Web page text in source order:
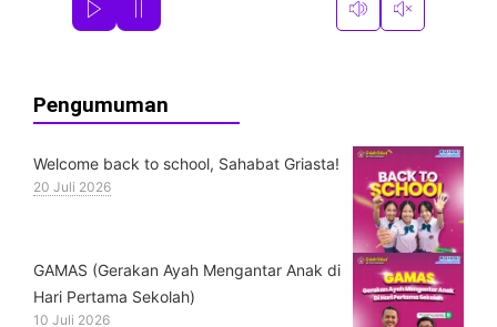
Pengumuman
Welcome back to school, Sahabat Griasta!
20 Juli 2026
GAMAS (Gerakan Ayah Mengantar Anak di
Hari Pertama Sekolah)
10 Juli 2026